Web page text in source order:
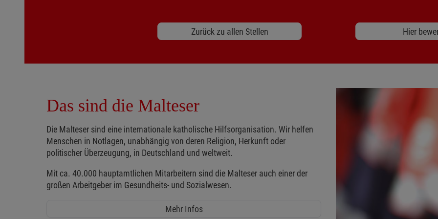
Zurück zu allen Stellen Hier
Das sind die Malteser
Die Malteser sind eine internationale katholische Hilfsorganisation. Wir helfen
Menschen in Notlagen, unabhängig von deren Religion, Herkunft oder
politischer Überzeugung, in Deutschland und weltweit.
Mit ca. 40.000 hauptamtlichen Mitarbeitern sind die Malteser auch einer der
großen Arbeitgeber im Gesundheits- und Sozialwesen.
Mehr Infos